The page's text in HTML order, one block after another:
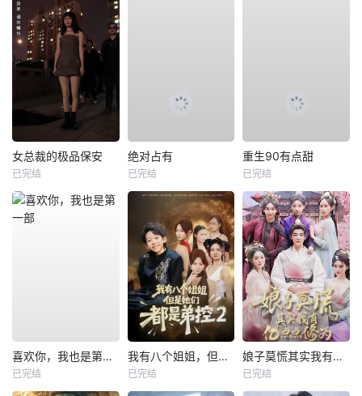
女总裁的极品保安
已完结
绝对占有
已完结
重生90有点甜
已完结
喜欢你，我也是第一部
已完结
我有八个姐姐，但是他们都是弟控2
已完结
娘子莫慌其实我有亿点点修为
已完结